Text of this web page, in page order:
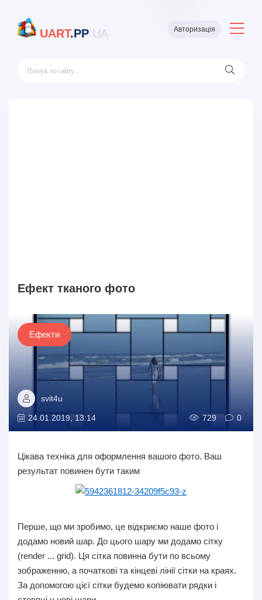
UART.PP.UA Авторизація
Ефект тканого фото
Ефекти
svit4u
24.01.2019, 13:14 729 0
Цікава техніка для оформлення вашого фото. Ваш
результат повинен бути таким
Перше, що ми зробимо, це відкриємо наше фото і
додамо новий шар. До цього шару ми додамо сітку
(render ... grid). Ця сітка повинна бути по всьому
зображенню, а початкові та кінцеві лінії сітки на краях.
За допомогою цієї сітки будемо копіювати рядки і